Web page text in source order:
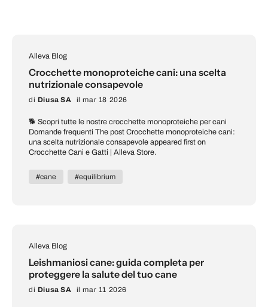
Alleva Blog
Crocchette monoproteiche cani: una scelta
nutrizionale consapevole
di Diusa SA il mar 18 2026
🐕 Scopri tutte le nostre crocchette monoproteiche per cani
Domande frequenti The post Crocchette monoproteiche cani:
una scelta nutrizionale consapevole appeared first on
Crocchette Cani e Gatti | Alleva Store.
#cane #equilibrium
Alleva Blog
Leishmaniosi cane: guida completa per
proteggere la salute del tuo cane
di Diusa SA il mar 11 2026